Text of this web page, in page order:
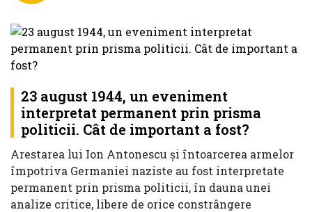
23 august 1944, un eveniment
interpretat permanent prin prisma
politicii. Cât de important a fost?
Arestarea lui Ion Antonescu și întoarcerea armelor
împotriva Germaniei naziste au fost interpretate
permanent prin prisma politicii, în dauna unei
analize critice, libere de orice constrângere